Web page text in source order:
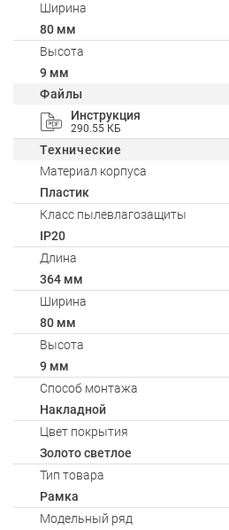
Ширина
80 мм
Высота
9 мм
Файлы
Инструкция
290.55 КБ
Технические
Материал корпуса
Пластик
Класс пылевлагозащиты
IP20
Длина
364 мм
Ширина
80 мм
Высота
9 мм
Способ монтажа
Накладной
Цвет покрытия
Золото светлое
Тип товара
Рамка
Модельный ряд